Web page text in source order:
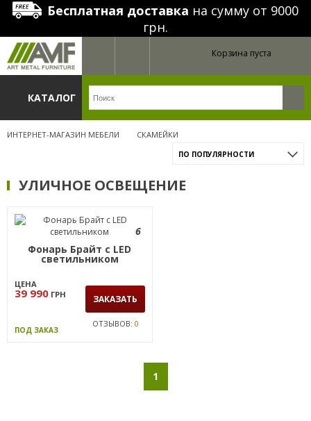
Бесплатная доставка на сумму от 9000
грн.
Корзина пуста
КАТАЛОГ
ИНТЕРНЕТ-МАГАЗИН МЕБЕЛИ СКАМЕЙКИ
ПО ПОПУЛЯРНОСТИ
УЛИЧНОЕ ОСВЕЩЕНИЕ
6
Фонарь Брайт с LED
светильником
ЦЕНА
39 990 ГРН ЗАКАЗАТЬ
ПОД ЗАКАЗ
ОТЗЫВОВ: 0
1